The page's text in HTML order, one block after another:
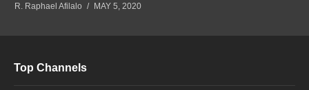
R. Raphael Afilalo MAY 5, 2020
Top Channels